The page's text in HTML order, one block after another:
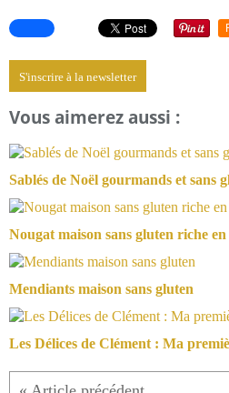
S'inscrire à la newsletter
Vous aimerez aussi :
Sablés de Noël gourmands et sans
Nougat maison sans gluten riche
Mendiants maison sans gluten
Les Délices de Clément : Ma